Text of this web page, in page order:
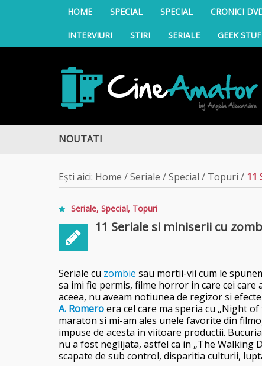
HOME SPECIAL SPECIAL CRONICI
INTERVIURI STIRI SERIALE GEEK
CineAmator
NOUTATI
Ești aici: Home /Seriale /Special / Topuri / 11
Seriale, Special, Topuri
11 Seriale si miniserii cu
Seriale cu zombie sau mortii-vii cum le
sa imi fie permis, filme horror in care cei
aceea, nu aveam notiunea de regizor si
A. Romeroera cel care ma speria cu „Night
maraton si mi-am ales unele favorite din
impuse de acesta in viitoare productii.
nu a fost neglijata, astfel ca in „The Walking
scapate de sub control, disparitia culturii,